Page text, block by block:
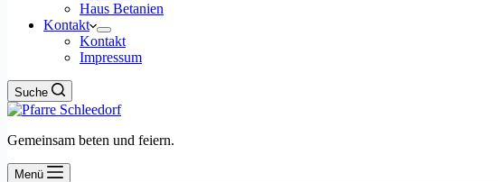
Haus Betanien
Kontakt
Kontakt
Impressum
Suche
Gemeinsam beten und feiern.
Menü